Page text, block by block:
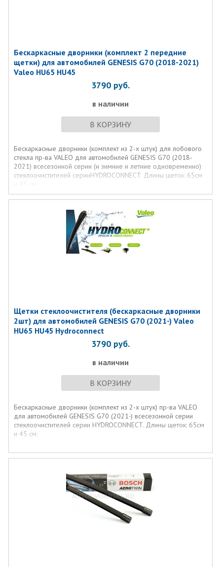
Бескаркасные дворники (комплект 2 передние
щетки) для автомобилей GENESIS G70 (2018-2021)
Valeo HU65 HU45
3790 руб.
в наличии
В КОРЗИНУ
Бескаркасные дворники (комплект из 2-х штук) для лобового
стекла пр-ва VALEO для автомобилей GENESIS G70 (2018-
2021) всесезонной серии (и зимние и летние одновременно)
стеклоочистителей серииHYDROCONNECT. Длины щеток: 65см
и 45 см.
Щетки стеклоочистителя (бескаркасные дворники
2шт) для автомобилей GENESIS G70 (2021-) Valeo
HU65 HU45 Hydroconnect
3790 руб.
в наличии
В КОРЗИНУ
Бескаркасные дворники (комплект из 2-х штук) пр-ва VALEO
для автомобилей GENESIS G70 (2021-) всесезонной серии
стеклоочистителей серии HYDROCONNECT. Длины щеток: 65см
и 45 см.